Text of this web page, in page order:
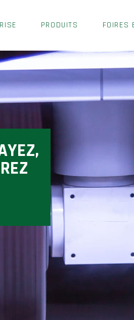
PRODUITS FOIRES